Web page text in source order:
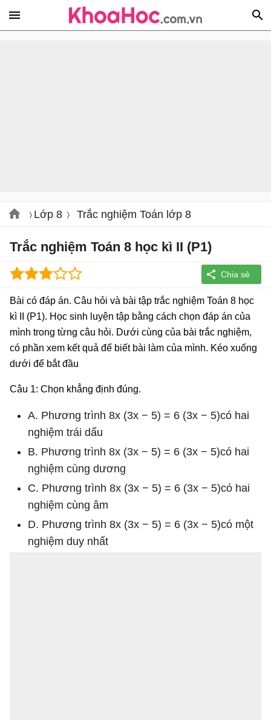
Lớp 8 Trắc nghiệm Toán lớp 8
Trắc nghiệm Toán 8 học kì II (P1)
Bài có đáp án. Câu hỏi và bài tập trắc nghiệm Toán 8 học
kì II (P1). Học sinh luyện tập bằng cách chọn đáp án của
mình trong từng câu hỏi. Dưới cùng của bài trắc nghiệm,
có phần xem kết quả để biết bài làm của mình. Kéo xuống
dưới để bắt đầu
Câu 1: Chọn khẳng định đúng.
A. Phương trình 8x (3x − 5) = 6 (3x − 5)có hai
nghiệm trái dấu
B. Phương trình 8x (3x − 5) = 6 (3x − 5)có hai
nghiệm cùng dương
C. Phương trình 8x (3x − 5) = 6 (3x − 5)có hai
nghiệm cùng âm
D. Phương trình 8x (3x − 5) = 6 (3x − 5)có một
nghiệm duy nhất